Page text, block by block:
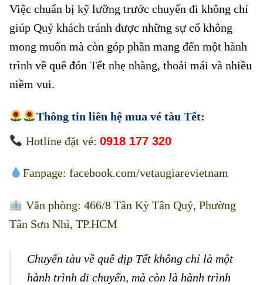
Việc chuẩn bị kỹ lưỡng trước chuyến đi không chỉ
giúp Quý khách tránh được những sự cố không
mong muốn mà còn góp phần mang đến một hành
trình về quê đón Tết nhẹ nhàng, thoải mái và nhiều
niềm vui.
Thông tin liên hệ mua vé tàu Tết:
Hotline đặt vé: 0918 177 320
Fanpage: facebook.com/vetaugiarevietnam
Văn phòng: 466/8 Tân Kỳ Tân Quý, Phường
Tân Sơn Nhì, TP.HCM
Chuyến tàu về quê dịp Tết không chỉ là một
hành trình di chuyển, mà còn là hành trình